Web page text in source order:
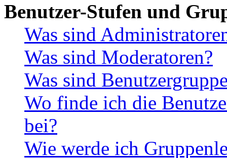
Benutzer-Stufen und
Was sind
Was sind Moderatoren?
Was sind
Wo finde ich die
bei?
Wie werde ich